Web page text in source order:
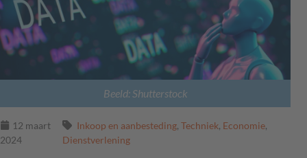
Beeld: Shutterstock
12 maart
2024
Inkoop en aanbesteding, Techniek, Economie,
Dienstverlening